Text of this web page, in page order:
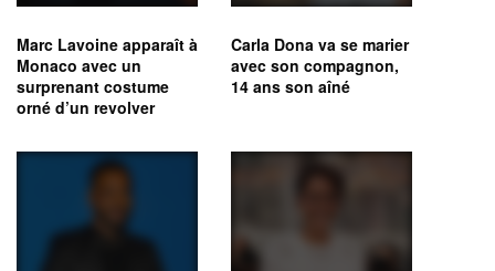
Marc Lavoine apparaît à
Monaco avec un
surprenant costume
orné d’un revolver
Carla Dona va se marier
avec son compagnon,
14 ans son aîné